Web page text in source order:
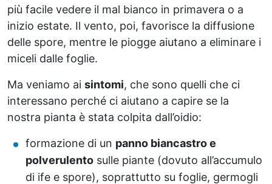
più facile vedere il mal bianco in primavera o a
inizio estate. Il vento, poi, favorisce la diffusione
delle spore, mentre le piogge aiutano a eliminare i
miceli dalle foglie.
Ma veniamo ai sintomi, che sono quelli che ci
interessano perché ci aiutano a capire se la
nostra pianta è stata colpita dall’oidio:
formazione di un panno biancastro e
polverulento sulle piante (dovuto all’accumulo
di ife e spore), soprattutto su foglie, germogli